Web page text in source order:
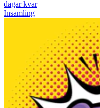
dagar kvar
Insamling